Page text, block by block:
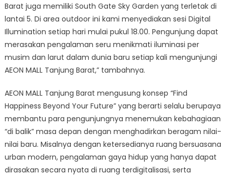
Barat juga memiliki South Gate Sky Garden yang terletak di
lantai 5. Di area outdoor ini kami menyediakan sesi Digital
Illumination setiap hari mulai pukul 18.00. Pengunjung dapat
merasakan pengalaman seru menikmati iluminasi per
musim dan larut dalam dunia baru setiap kali mengunjungi
AEON MALL Tanjung Barat,” tambahnya.
AEON MALL Tanjung Barat mengusung konsep “Find
Happiness Beyond Your Future” yang berarti selalu berupaya
membantu para pengunjungnya menemukan kebahagiaan
“di balik” masa depan dengan menghadirkan beragam nilai-
nilai baru. Misalnya dengan ketersedianya ruang bersuasana
urban modern, pengalaman gaya hidup yang hanya dapat
dirasakan secara nyata di ruang terdigitalisasi, serta